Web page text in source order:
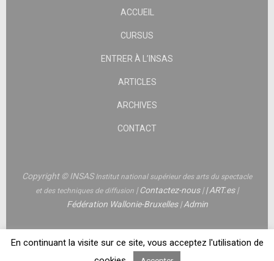
ACCUEIL
CURSUS
ENTRER À L’INSAS
ARTICLES
ARCHIVES
CONTACT
Copyright © INSASInstitut national supérieur des arts du spectacle
et des techniques de diffusion |Contactez-nous||ART.es|
Fédération Wallonie-Bruxelles|Admin
En continuant la visite sur ce site, vous acceptez l'utilisation de